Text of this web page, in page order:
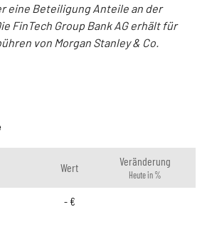
eine Beteiligung Anteile an der
FinTech Group Bank AG erhält für
von Morgan Stanley & Co.
Wert Veränderung
Heute in %
-€